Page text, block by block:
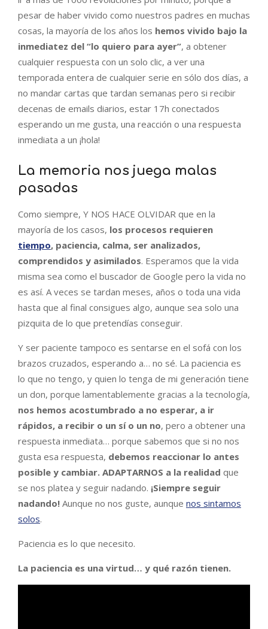
pesar de haber vivido como nuestros padres en muchas
cosas, la mayoría de los años los hemos vivido bajo la
inmediatez del “lo quiero para ayer”, a obtener
cualquier respuesta con un solo clic, a ver una
temporada entera de cualquier serie en sólo dos días, a
no mandar cartas que tardan semanas pero si recibir
decenas de emails diarios, estar 17h conectados
esperando un me gusta, una reacción o una respuesta
inmediata a un ¡hola!
La memoria nos juega malas
pasadas
Como siempre, Y NOS HACE OLVIDAR que en la
mayoría de los casos, los procesos requieren
tiempo, paciencia, calma, ser analizados,
comprendidos y asimilados. Esperamos que la vida
misma sea como el buscador de Google pero la vida no
es así. A veces se tardan meses, años o toda una vida
hasta que al final consigues algo, aunque sea solo una
pizquita de lo que pretendías conseguir.
Y ser paciente tampoco es sentarse en el sofá con los
brazos cruzados, esperando a… no sé. La paciencia es
lo que no tengo, y quien lo tenga de mi generación tiene
un don, porque lamentablemente gracias a la tecnología,
nos hemos acostumbrado a no esperar, a ir
rápidos, a recibir o un sí o un no, pero a obtener una
respuesta inmediata… porque sabemos que si no nos
gusta esa respuesta, debemos reaccionar lo antes
posible y cambiar. ADAPTARNOS a la realidad que
se nos platea y seguir nadando. ¡Siempre seguir
nadando! Aunque no nos guste, aunque nos sintamos
solos.
Paciencia es lo que necesito.
La paciencia es una virtud… y qué razón tienen.